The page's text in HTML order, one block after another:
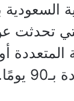
تحدثت
المتعددة
يومًا.